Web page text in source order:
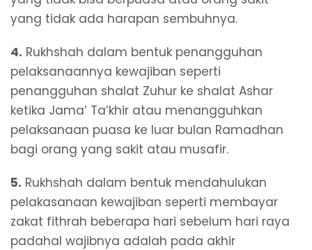
yang tidak ada harapan sembuhnya.
4. Rukhshah dalam bentuk penangguhan
pelaksanaannya kewajiban seperti
penangguhan shalat Zuhur ke shalat Ashar
ketika Jama’ Ta’khir atau menangguhkan
pelaksanaan puasa ke luar bulan Ramadhan
bagi orang yang sakit atau musafir.
5. Rukhshah dalam bentuk mendahulukan
pelakasanaan kewajiban seperti membayar
zakat fithrah beberapa hari sebelum hari raya
padahal wajibnya adalah pada akhir